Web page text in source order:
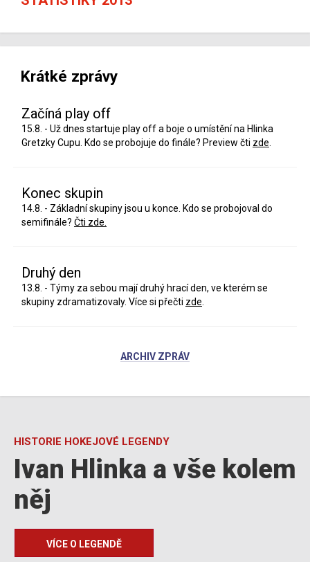
Krátké zprávy
Začíná play off
15.8. - Už dnes startuje play off a boje o umístění na Hlinka
Gretzky Cupu. Kdo se probojuje do finále? Preview čti zde
Konec skupin
14.8. - Základní skupiny jsou u konce. Kdo se probojoval do
semifinále? Čti zde.
Druhý den
13.8. - Týmy za sebou mají druhý hrací den, ve kterém se
skupiny zdramatizovaly. Více si přečti zde
ARCHIV ZPRÁV
HISTORIE HOKEJOVÉ LEGENDY
Ivan Hlinka a vše kolem
něj
VÍCE O LEGENDĚ